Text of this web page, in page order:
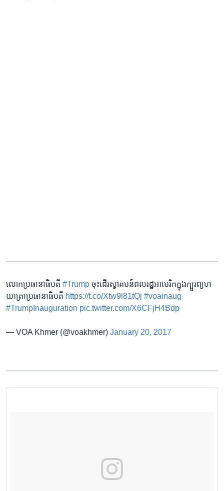
លោកប្រធានាធិបតី #Trump ចុះដើរ​ស្វាគមន៍​ពលរដ្ឋអាមេរិក​ក្នុងក្បួរ​ព្យហ
យាត្រាប្រធានាធិបតី https://t.co/Xtw9l81tQj #voainaug
#TrumpInauguration pic.twitter.com/X6CFjH4Bdp
— VOA Khmer (@voakhmer) January 20, 2017